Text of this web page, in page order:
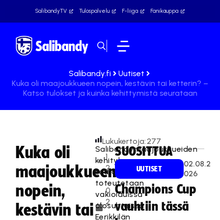
SalibandyTV Tulospalvelu F-liiga Fanikauppa
Salibandy.fi
Uutiset
Kuka oli maajoukkueen nopein, kestävin tai ketterin? –
Katso tulokset ja kuinka kehittymistä seurataan
Kuka oli
maajoukkueen
nopein,
kestävin tai
1
2
.
0
2
.
Lukukertoja:277
Salibandymaajoukkueiden
kehityksen
seuranta
toteutetaan
vakioiduissa
olosuhteissa
Eerikkilän
SUOSITTUA
UUTISET
02.08.2
026
Champions Cup
vauhtiin tässä